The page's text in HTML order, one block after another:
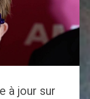
à jour sur